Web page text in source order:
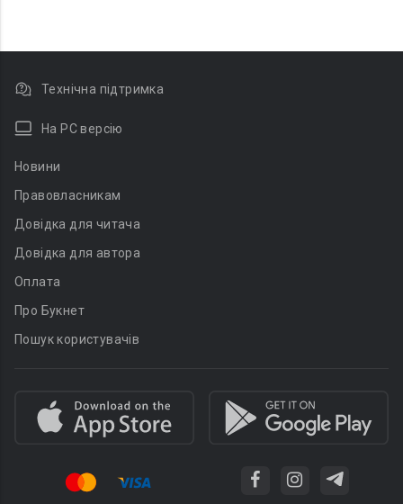
Технічна підтримка
На PC версію
Новини
Правовласникам
Довідка для читача
Довідка для автора
Оплата
Про Букнет
Пошук користувачів